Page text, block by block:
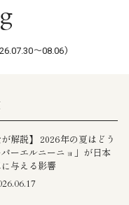
〜08.06）
が解説】 2026年の夏はどう
ーエルニーニョ」が日本
与える影響